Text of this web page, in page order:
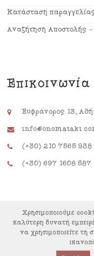
Κατάσταση
Αναζήτηση Αποστολής
Επικοινωνία
Ευφράνορος 13,
(+30) 210 7565 938
(+30) 697 1608 587
Χρησιμοποιούμε
καλύτερη δυνατή
να χρησιμοποιείτε τη